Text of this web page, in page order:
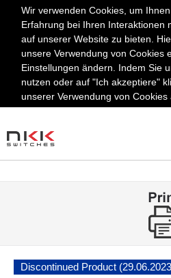
Wir verwenden Cookies, um
Erfahrung bei Ihren Interaktionen
auf unserer Website zu bieten.
unsere Verwendung von Cookies
Einstellungen ändern. Indem Sie
nutzen oder auf "Ich akzeptiere"
unserer Verwendung von Cookies
Discontinued Product